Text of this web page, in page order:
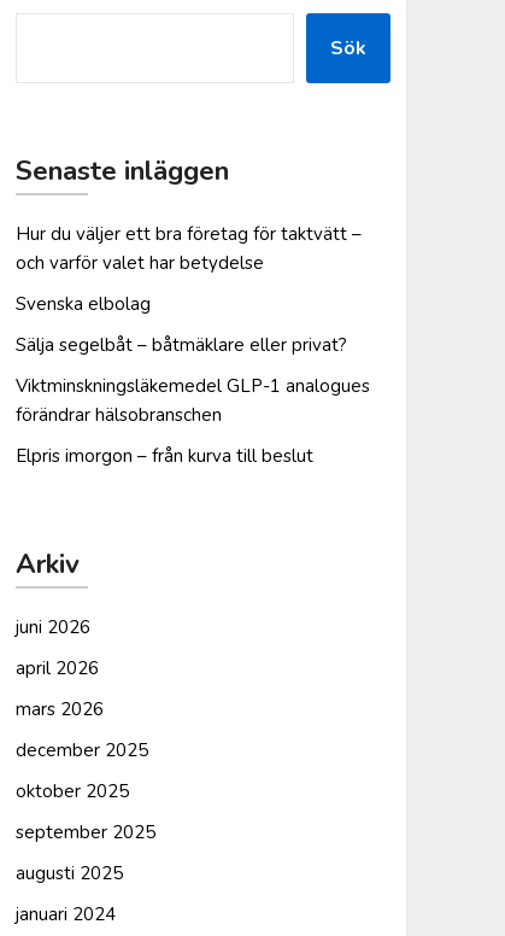
Sök
Senaste inläggen
Hur du väljer ett bra företag för taktvätt –
och varför valet har betydelse
Svenska elbolag
Sälja segelbåt – båtmäklare eller privat?
Viktminskningsläkemedel GLP-1 analogues
förändrar hälsobranschen
Elpris imorgon – från kurva till beslut
Arkiv
juni 2026
april 2026
mars 2026
december 2025
oktober 2025
september 2025
augusti 2025
januari 2024